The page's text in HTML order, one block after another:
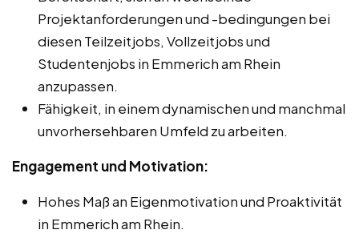
Projektanforderungen und -bedingungen bei
diesen Teilzeitjobs, Vollzeitjobs und
Studentenjobs in Emmerich am Rhein
anzupassen.
Fähigkeit, in einem dynamischen und manchmal
unvorhersehbaren Umfeld zu arbeiten.
Engagement und Motivation:
Hohes Maß an Eigenmotivation und Proaktivität
in Emmerich am Rhein.